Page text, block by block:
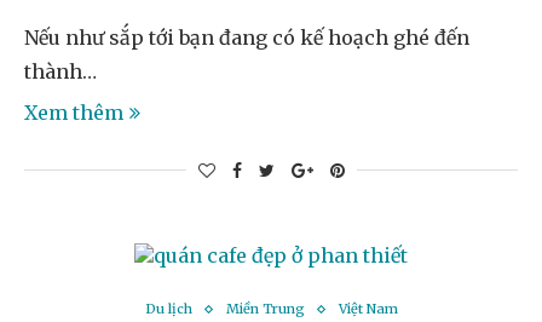
Nếu như sắp tới bạn đang có kế hoạch ghé đến
thành…
Xem thêm
Du lịch Miền Trung Việt Nam